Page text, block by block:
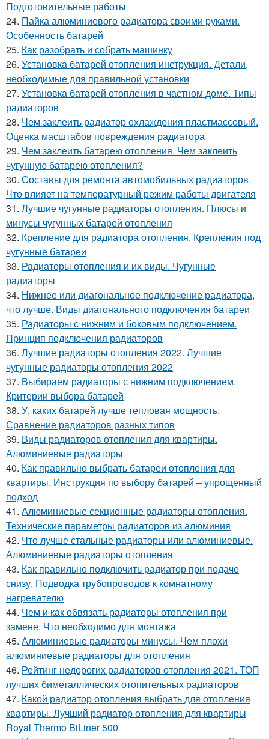
Подготовительные работы
24. Пайка алюминиевого радиатора своими руками.
Особенность батарей
25. Как разобрать и собрать машинку
26. Установка батарей отопления инструкция. Детали,
необходимые для правильной установки
27. Установка батарей отопления в частном доме. Типы
радиаторов
28. Чем заклеить радиатор охлаждения пластмассовый.
Оценка масштабов повреждения радиатора
29. Чем заклеить батарею отопления. Чем заклеить
чугунную батарею отопления?
30. Составы для ремонта автомобильных радиаторов.
Что влияет на температурный режим работы двигателя
31. Лучшие чугунные радиаторы отопления. Плюсы и
минусы чугунных батарей отопления
32. Крепление для радиатора отопления. Крепления под
чугунные батареи
33. Радиаторы отопления и их виды. Чугунные
радиаторы
34. Нижнее или диагональное подключение радиатора,
что лучше. Виды диагонального подключения батареи
35. Радиаторы с нижним и боковым подключением.
Принцип подключения радиаторов
36. Лучшие радиаторы отопления 2022. Лучшие
чугунные радиаторы отопления 2022
37. Выбираем радиаторы с нижним подключением.
Критерии выбора батарей
38. У, каких батарей лучше тепловая мощность.
Сравнение радиаторов разных типов
39. Виды радиаторов отопления для квартиры.
Алюминиевые радиаторы
40. Как правильно выбрать батареи отопления для
квартиры. Инструкция по выбору батарей – упрощенный
подход
41. Алюминиевые секционные радиаторы отопления.
Технические параметры радиаторов из алюминия
42. Что лучше стальные радиаторы или алюминиевые.
Алюминиевые радиаторы отопления
43. Как правильно подключить радиатор при подаче
снизу. Подводка трубопроводов к комнатному
нагревателю
44. Чем и как обвязать радиаторы отопления при
замене. Что необходимо для монтажа
45. Алюминиевые радиаторы минусы. Чем плохи
алюминиевые радиаторы для отопления
46. Рейтинг недорогих радиаторов отопления 2021. ТОП
лучших биметаллических отопительных радиаторов
47. Какой радиатор отопления выбрать для отопления
квартиры. Лучший радиатор отопления для квартиры
Royal Thermo BiLiner 500